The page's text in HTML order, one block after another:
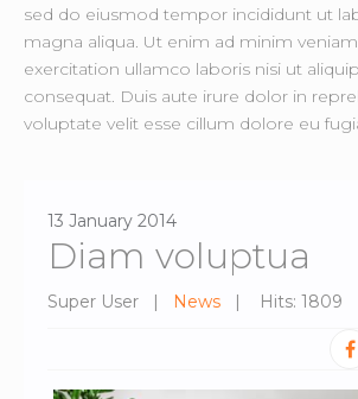
sed do eiusmod tempor incididunt ut
magna aliqua. Ut enim ad minim
exercitation ullamco laboris nisi ut
consequat. Duis aute irure dolor in
voluptate velit esse cillum dolore eu
Diam voluptua
Super User News
13 January 2014
Hits: 1809